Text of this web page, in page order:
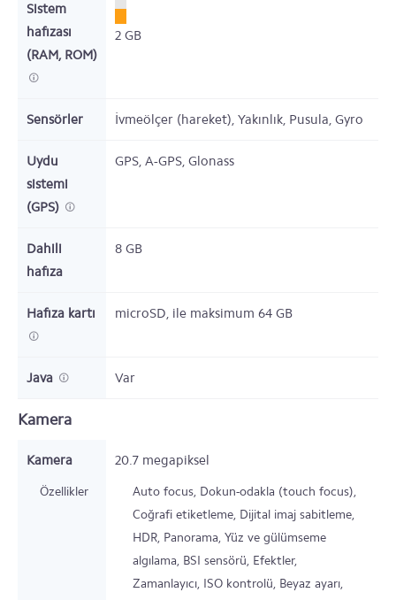
Sistem
hafızası
(RAM, ROM)
2 GB
Sensörler İvmeölçer (hareket), Yakınlık, Pusula, Gyro
Uydu
sistemi
(GPS)
GPS, A-GPS, Glonass
Dahili
hafıza
8 GB
Hafıza kartı microSD, ile maksimum 64 GB
Java Var
Kamera
Kamera 20.7 megapiksel
Özellikler
Auto focus, Dokun-odakla (touch focus),
Coğrafi etiketleme, Dijital imaj sabitleme,
HDR, Panorama, Yüz ve gülümseme
algılama, BSI sensörü, Efektler,
Zamanlayıcı, ISO kontrolü, Beyaz ayarı,